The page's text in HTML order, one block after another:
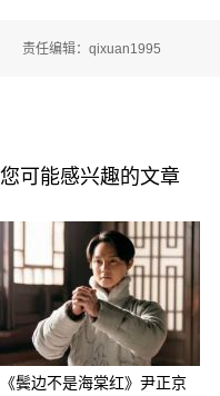
责任编辑：qixuan1995
您可能感兴趣的文章
《鬓边不是海棠红》尹正京